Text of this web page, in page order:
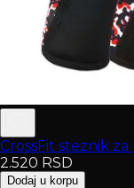
CrossFit steznik
2.520 RSD
Dodaj u korpu